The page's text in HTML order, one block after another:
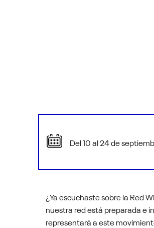
Del 10 al 24 de
¿Ya escuchaste sobre la Red
nuestra red está preparada e
representará a este